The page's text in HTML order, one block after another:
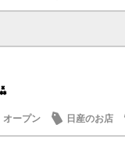
オープン 日産のお店